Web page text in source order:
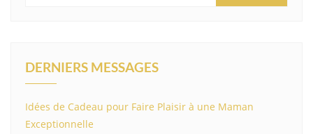
DERNIERS MESSAGES
Idées de Cadeau pour Faire Plaisir à une Maman
Exceptionnelle